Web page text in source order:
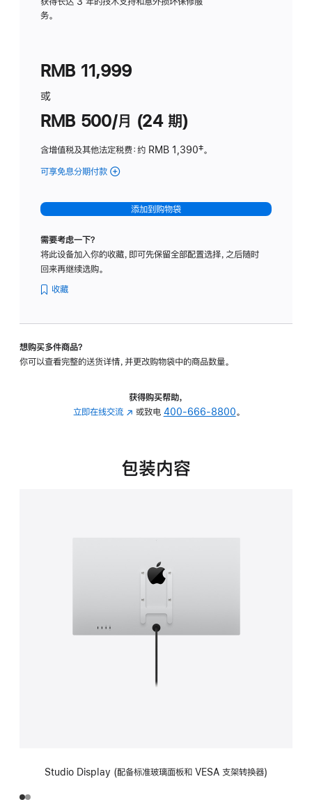
务。
RMB 11,999
或
RMB 500/月 (24 期)
含增值税及其他法定税费：约 RMB 1,390脚
‡。
可享免息分期付款 (Studio
-
标
璃
转
的
添加到购物袋
需要考虑一下？
将此设备加入你的收藏，即可先保留全部配置选择，之后随时
回来再继续选购。
收藏
想购买多件商品？
你可以查看完整的送货详情，并更改购物袋中的商品数量。
获得购买帮助，
立即在线交流 (在
中
或致电 400-666-8800。
包装内容
Studio Display (配备标准玻璃面板和 VESA 支架转换器)